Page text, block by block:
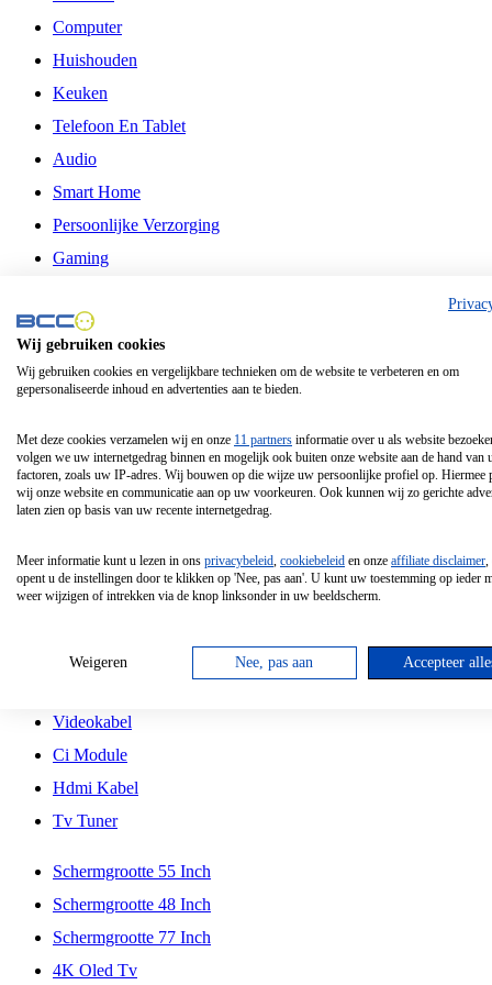
Computer
Huishouden
Keuken
Telefoon En Tablet
Audio
Smart Home
Persoonlijke Verzorging
Gaming
Philips
Schermgrootte 24 Inch
Schermgrootte 85 Inch
Schermgrootte 98 Inch
Tcl
Hd Led Tv
Antennekabel
Videokabel
Ci Module
Hdmi Kabel
Tv Tuner
Schermgrootte 55 Inch
Schermgrootte 48 Inch
Schermgrootte 77 Inch
4K Oled Tv
Wij gebruiken cookies
Wij gebruiken cookies en vergelijkbare technieken om de website te verbeteren en om
gepersonaliseerde inhoud en advertenties aan te bieden.
Met deze cookies verzamelen wij en onze 11 partners informatie over u als website
volgen we uw internetgedrag binnen en mogelijk ook buiten onze website aan de hand van
factoren, zoals uw IP-adres. Wij bouwen op die wijze uw persoonlijke profiel op. Hiermee
wij onze website en communicatie aan op uw voorkeuren. Ook kunnen wij zo gerichte
laten zien op basis van uw recente internetgedrag.
Meer informatie kunt u lezen in ons privacybeleid, cookiebeleid en onze affiliate disclaimer,
opent u de instellingen door te klikken op 'Nee, pas aan'. U kunt uw toestemming op ieder
weer wijzigen of intrekken via de knop linksonder in uw beeldscherm.
Weigeren Nee, pas aan Accepteer